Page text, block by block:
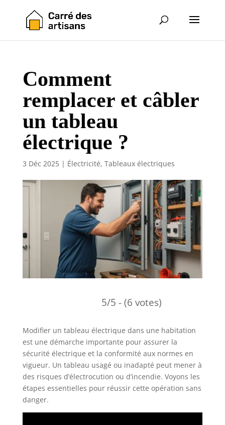
Comment
remplacer et câbler
un tableau
électrique ?
3 Déc 2025| Électricité, Tableaux électriques
5/5 - (6 votes)
Modifier un tableau électrique dans une habitation
est une démarche importante pour assurer la
sécurité électrique et la conformité aux normes en
vigueur. Un tableau usagé ou inadapté peut mener à
des risques d’électrocution ou d’incendie. Voyons les
étapes essentielles pour réussir cette opération sans
danger.